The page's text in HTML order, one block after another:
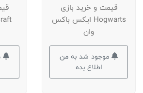
قیمت و خرید بازی
Hogwarts ایکس باکس
وان
موجود شد به من
اطلاع بده